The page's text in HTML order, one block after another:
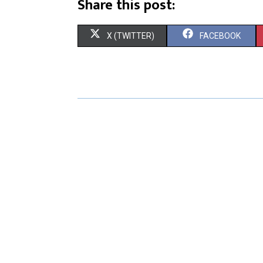
Share this post:
X (TWITTER) FACEBOOK